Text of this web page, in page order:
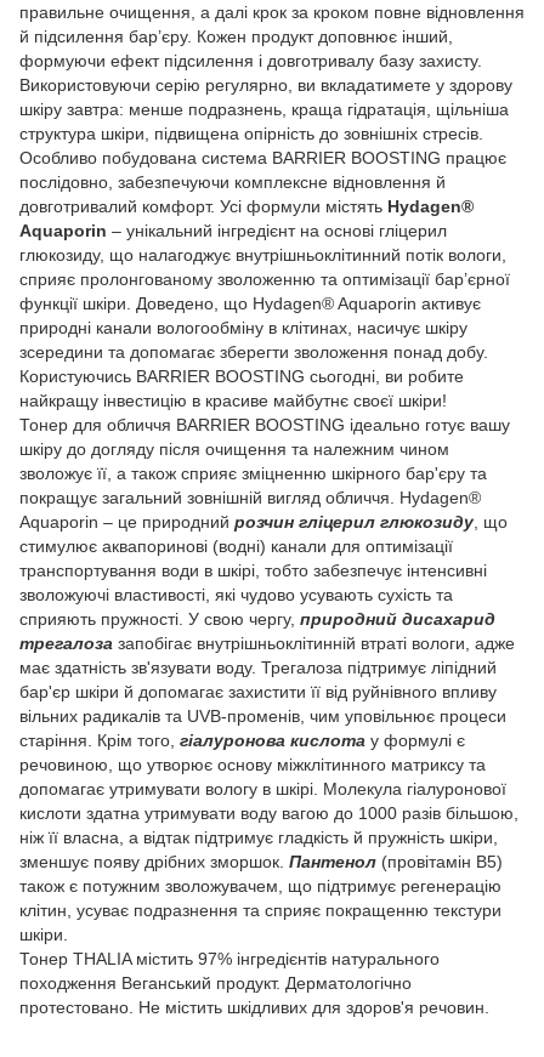
правильне очищення, а далі крок за кроком повне відновлення
й підсилення бар’єру. Кожен продукт доповнює інший,
формуючи ефект підсилення і довготривалу базу захисту.
Використовуючи серію регулярно, ви вкладатимете у здорову
шкіру завтра: менше подразнень, краща гідратація, щільніша
структура шкіри, підвищена опірність до зовнішніх стресів.
Особливо побудована система BARRIER BOOSTING працює
послідовно, забезпечуючи комплексне відновлення й
довготривалий комфорт. Усі формули містять Hydagen®
Aquaporin – унікальний інгредієнт на основі гліцерил
глюкозиду, що налагоджує внутрішньоклітинний потік вологи,
сприяє пролонгованому зволоженню та оптимізації бар’єрної
функції шкіри. Доведено, що Hydagen® Aquaporin активує
природні канали вологообміну в клітинах, насичує шкіру
зсередини та допомагає зберегти зволоження понад добу.
Користуючись BARRIER BOOSTING сьогодні, ви робите
найкращу інвестицію в красиве майбутнє своєї шкіри!
Тонер для обличчя BARRIER BOOSTING ідеально готує вашу
шкіру до догляду після очищення та належним чином
зволожує її, а також сприяє зміцненню шкірного бар'єру та
покращує загальний зовнішній вигляд обличчя. Hydagen®
Aquaporin – це природний розчин гліцерил глюкозиду , що
стимулює аквапоринові (водні) канали для оптимізації
транспортування води в шкірі, тобто забезпечує інтенсивні
зволожуючі властивості, які чудово усувають сухість та
сприяють пружності. У свою чергу, природний дисахарид
трегалоза запобігає внутрішньоклітинній втраті вологи, адже
має здатність зв'язувати воду. Трегалоза підтримує ліпідний
бар'єр шкіри й допомагає захистити її від руйнівного впливу
вільних радикалів та UVB-променів, чим уповільнює процеси
старіння. Крім того, гіалуронова кислота у формулі є
речовиною, що утворює основу міжклітинного матриксу та
допомагає утримувати вологу в шкірі. Молекула гіалуронової
кислоти здатна утримувати воду вагою до 1000 разів більшою,
ніж її власна, а відтак підтримує гладкість й пружність шкіри,
зменшує появу дрібних зморшок. Пантенол (провітамін B5)
також є потужним зволожувачем, що підтримує регенерацію
клітин, усуває подразнення та сприяє покращенню текстури
шкіри.
Тонер THALIA містить 97% інгредієнтів натурального
походження Веганський продукт. Дерматологічно
протестовано. Не містить шкідливих для здоров'я речовин.